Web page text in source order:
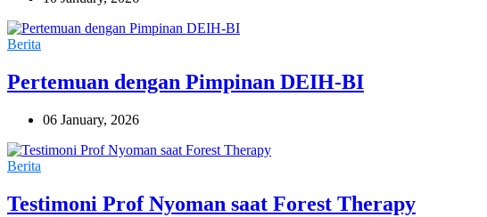
Berita
Pertemuan dengan Pimpinan DEIH-BI
06 January, 2026
Berita
Testimoni Prof Nyoman saat Forest Therapy